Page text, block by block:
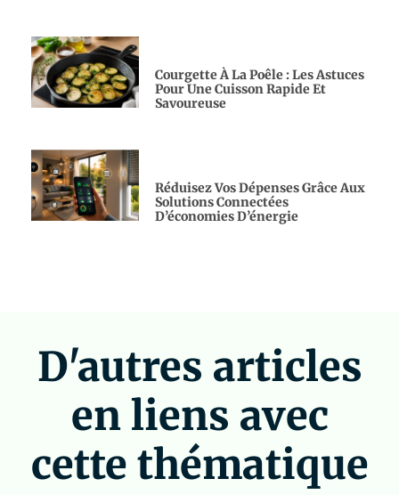
Courgette À La Poêle : Les Astuces
Pour Une Cuisson Rapide Et
Savoureuse
Réduisez Vos Dépenses Grâce Aux
Solutions Connectées
D’économies D’énergie
D'autres articles
en liens avec
cette thématique